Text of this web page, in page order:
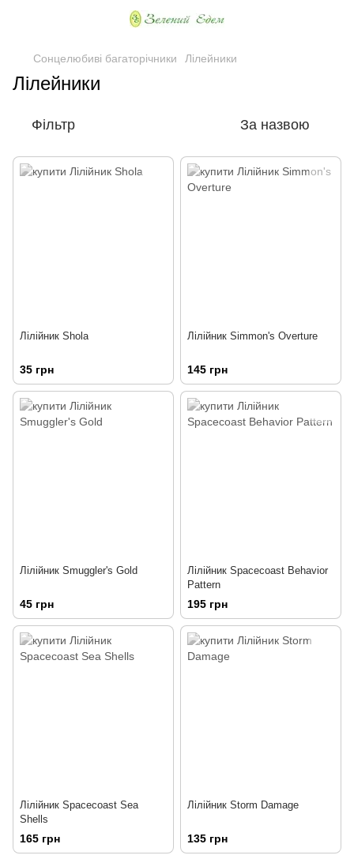
Сонцелюбиві багаторічники Лілейники
Лілейники
Фільтр За назвою
Лілійник Shola
35 грн
Лілійник Simmon's Overture
145 грн
Лілійник Smuggler's Gold
45 грн
Лілійник Spacecoast Behavior
Pattern
195 грн
Лілійник Spacecoast Sea
Shells
165 грн
Лілійник Storm Damage
135 грн